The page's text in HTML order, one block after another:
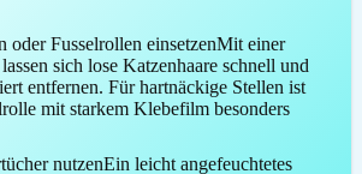
oder Fusselrollen einsetzenMit einer
sich lose Katzenhaare schnell und
entfernen. Für hartnäckige Stellen ist
mit starkem Klebefilm besonders
nutzenEin leicht angefeuchtetes